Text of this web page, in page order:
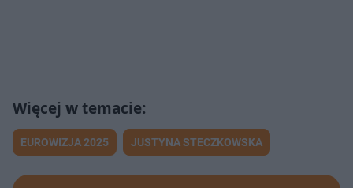
EUROWIZJA 2025 JUSTYNA STECZKOWSKA